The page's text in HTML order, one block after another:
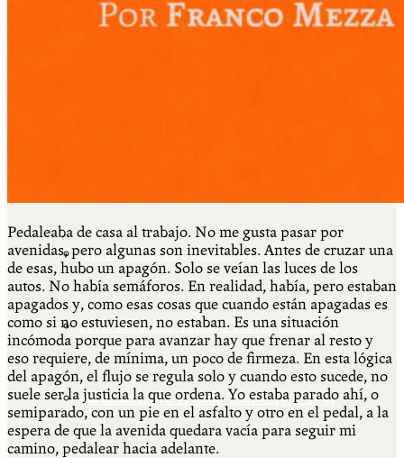
Universidad Experimental 2022-2025
Feria del Libro Venado Tuerto 2022-2025
Facultad Libre Venado Tuerto 1990-1994
Pedaleaba de casa al trabajo. No me gusta pasar por
avenidas, pero algunas son inevitables. Antes de cruzar una
de esas, hubo un apagón. Solo se veían las luces de los
autos. No había semáforos. En realidad, había, pero estaban
apagados y, como esas cosas que cuando están apagadas es
como si no estuviesen, no estaban. Es una situación
incómoda porque para avanzar hay que frenar al resto y
eso requiere, de mínima, un poco de firmeza. En esta lógica
del apagón, el flujo se regula solo y cuando esto sucede, no
suele ser la justicia la que ordena. Yo estaba parado ahí, o
semiparado, con un pie en el asfalto y otro en el pedal, a la
espera de que la avenida quedara vacía para seguir mi
camino, pedalear hacia adelante.